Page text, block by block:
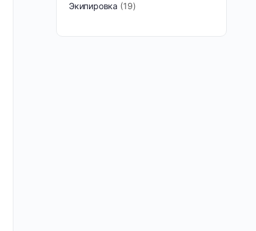
Экипировка
19